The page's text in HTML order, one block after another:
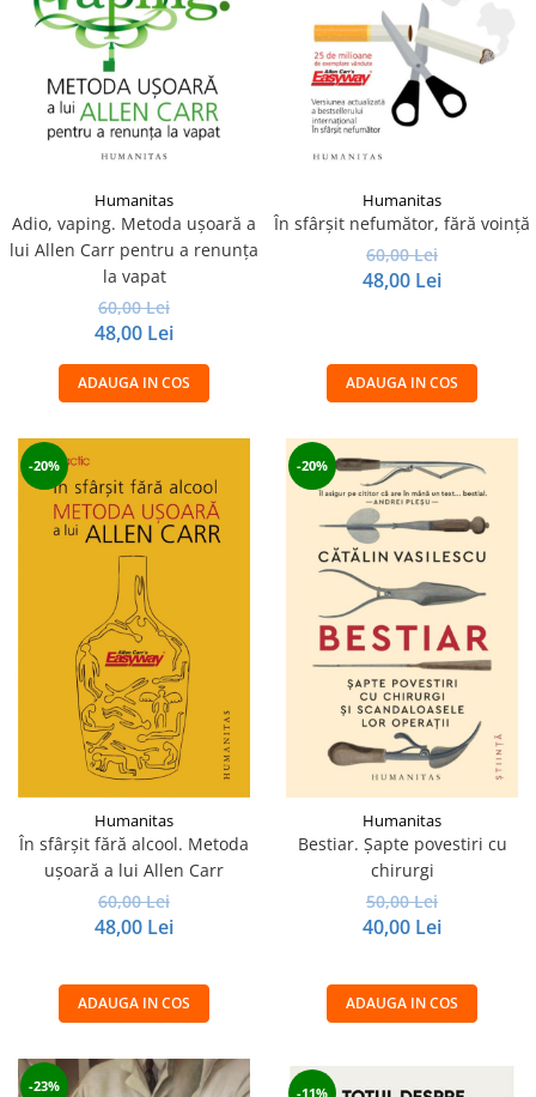
Humanitas
Adio, vaping. Metoda ușoară a
lui Allen Carr pentru a renunța
la vapat
60,00 Lei
48,00 Lei
ADAUGA IN COS
Humanitas
În sfârşit nefumător, fără voinţă
60,00 Lei
48,00 Lei
ADAUGA IN COS
-20%
Humanitas
În sfârşit fără alcool. Metoda
uşoară a lui Allen Carr
60,00 Lei
48,00 Lei
ADAUGA IN COS
-20%
Humanitas
Bestiar. Șapte povestiri cu
chirurgi
50,00 Lei
40,00 Lei
ADAUGA IN COS
-23% -11%